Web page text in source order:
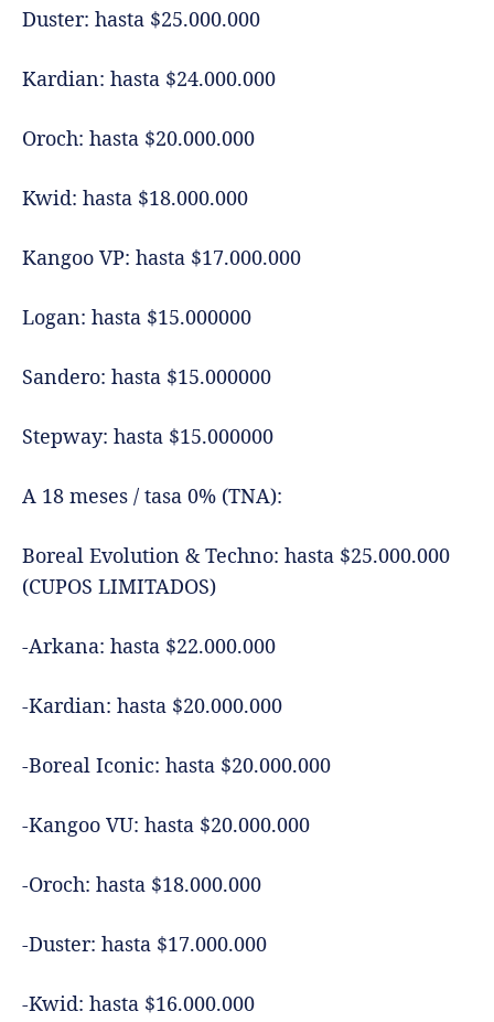
Duster: hasta $25.000.000
Kardian: hasta $24.000.000
Oroch: hasta $20.000.000
Kwid: hasta $18.000.000
Kangoo VP: hasta $17.000.000
Logan: hasta $15.000000
Sandero: hasta $15.000000
Stepway: hasta $15.000000
A 18 meses / tasa 0% (TNA):
Boreal Evolution & Techno: hasta $25.000.000
(CUPOS LIMITADOS)
-Arkana: hasta $22.000.000
-Kardian: hasta $20.000.000
-Boreal Iconic: hasta $20.000.000
-Kangoo VU: hasta $20.000.000
-Oroch: hasta $18.000.000
-Duster: hasta $17.000.000
-Kwid: hasta $16.000.000